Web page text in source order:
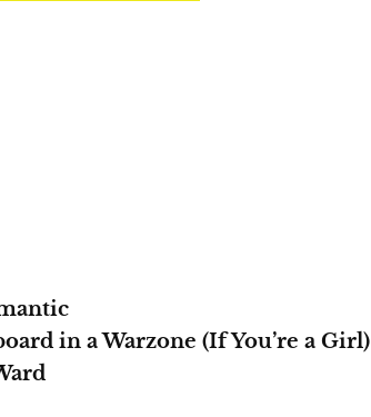
in a Warzone (If You’re a Girl)